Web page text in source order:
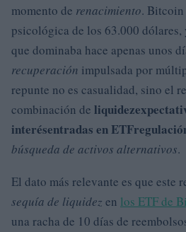
momento de renacimiento. Bitcoin
psicológica de los 63.000 dólares,
que dominaba hace apenas unos
recuperación impulsada por
repunte no es casualidad, sino el
combinación de liquidez
interésentradas en ETF
búsqueda de activos alternativos.
El dato más relevante es que este
sequía de liquidez en los ETF de
una racha de 10 días de